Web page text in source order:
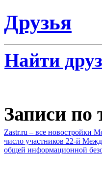
Друзья
Найти
Записи по
Zastr.ru – все новостройки
число участников 22-й
общей информационной